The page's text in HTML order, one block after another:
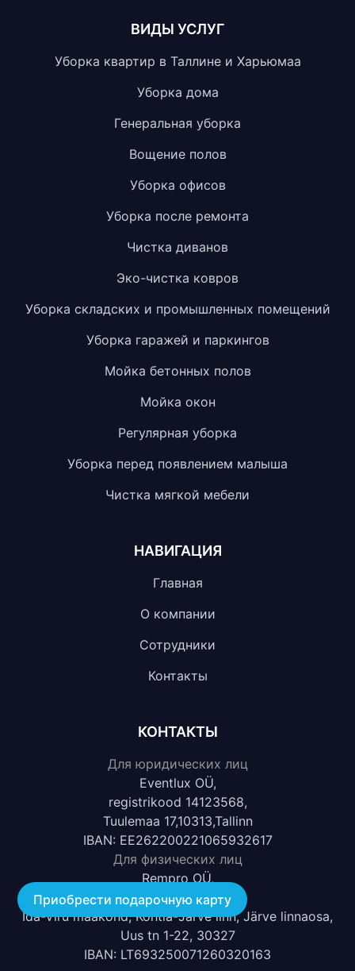
ВИДЫ УСЛУГ
Уборка квартир в Таллине и Харьюмаа
Уборка дома
Генеральная уборка
Вощение полов
Уборка офисов
Уборка после ремонта
Чистка диванов
Эко-чистка ковров
Уборка складских и промышленных помещений
Уборка гаражей и паркингов
Мойка бетонных полов
Мойка окон
Регулярная уборка
Уборка перед появлением малыша
Чистка мягкой мебели
НАВИГАЦИЯ
Главная
О компании
Сотрудники
Контакты
КОНТАКТЫ
Для юридических лиц
Eventlux OÜ,
registrikood 14123568,
Tuulemaa 17,10313,Tallinn
IBAN: EE262200221065932617
Для физических лиц
Rempro OÜ,
registrikood 17068812,
Ida-Viru maakond, Kohtla-Järve linn, Järve linnaosa,
Uus tn 1-22, 30327
IBAN: LT693250071260320163
Приобрести подарочную карту